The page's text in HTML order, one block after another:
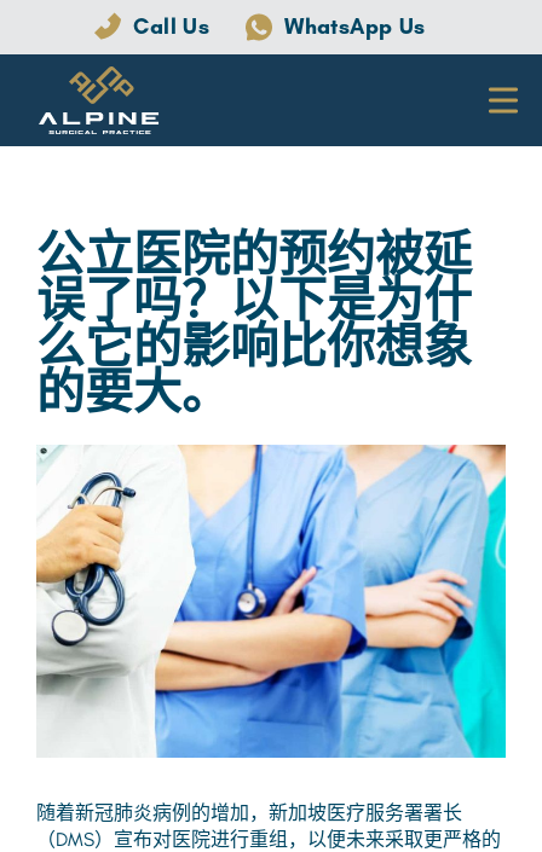
Call Us WhatsApp Us
公立医院的预约被延
误了吗？以下是为什
么它的影响比你想象
的要大。
随着新冠肺炎病例的增加，新加坡医疗服务署署长
（DMS）宣布对医院进行重组，以便未来采取更严格的